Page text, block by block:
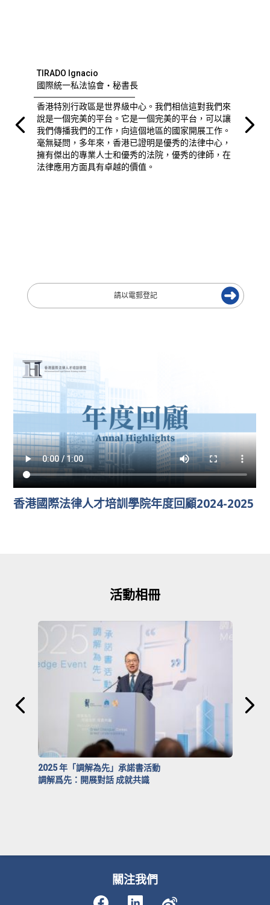
TIRADO Ignacio
國際統一私法協會・秘書長
香港特別行政區是世界級中心。我們相信這對我們來
說是一個完美的平台。它是一個完美的平台，可以讓
我們傳播我們的工作，向這個地區的國家開展工作。
毫無疑問，多年來，香港已證明是優秀的法律中心，
擁有傑出的專業人士和優秀的法院，優秀的律師，在
法律應用方面具有卓越的價值。
香港國際法律人才培訓學院年度回顧2024-2025
活動相冊
2025 年「調解為先」承諾書活動
調解爲先：開展對話 成就共識
關注我們